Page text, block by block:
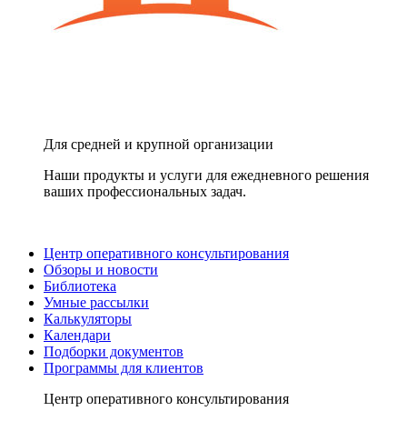
Для средней и крупной организации
Наши продукты и услуги для ежедневного решения
ваших профессиональных задач.
Центр оперативного консультирования
Обзоры и новости
Библиотека
Умные рассылки
Калькуляторы
Календари
Подборки документов
Программы для клиентов
Центр оперативного консультирования